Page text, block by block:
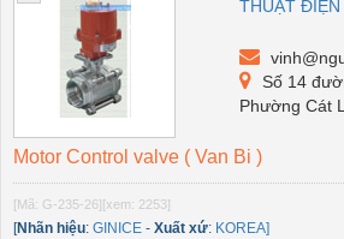
THUẬT ĐIỆN
Số 14
Phường Cát
Motor Control valve ( Van Bi )
[Mã: G-235-26][xem: 2253]
[Nhãn hiệu: GINICE - Xuất xứ: KOREA]